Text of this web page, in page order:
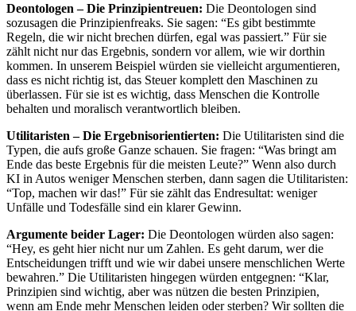
Deontologen – Die Prinzipientreuen: Die Deontologen sind
sozusagen die Prinzipienfreaks. Sie sagen: “Es gibt bestimmte
Regeln, die wir nicht brechen dürfen, egal was passiert.” Für sie
zählt nicht nur das Ergebnis, sondern vor allem, wie wir dorthin
kommen. In unserem Beispiel würden sie vielleicht argumentieren,
dass es nicht richtig ist, das Steuer komplett den Maschinen zu
überlassen. Für sie ist es wichtig, dass Menschen die Kontrolle
behalten und moralisch verantwortlich bleiben.
Utilitaristen – Die Ergebnisorientierten: Die Utilitaristen sind die
Typen, die aufs große Ganze schauen. Sie fragen: “Was bringt am
Ende das beste Ergebnis für die meisten Leute?” Wenn also durch
KI in Autos weniger Menschen sterben, dann sagen die Utilitaristen:
“Top, machen wir das!” Für sie zählt das Endresultat: weniger
Unfälle und Todesfälle sind ein klarer Gewinn.
Argumente beider Lager: Die Deontologen würden also sagen:
“Hey, es geht hier nicht nur um Zahlen. Es geht darum, wer die
Entscheidungen trifft und wie wir dabei unsere menschlichen Werte
bewahren.” Die Utilitaristen hingegen würden entgegnen: “Klar,
Prinzipien sind wichtig, aber was nützen die besten Prinzipien,
wenn am Ende mehr Menschen leiden oder sterben? Wir sollten die